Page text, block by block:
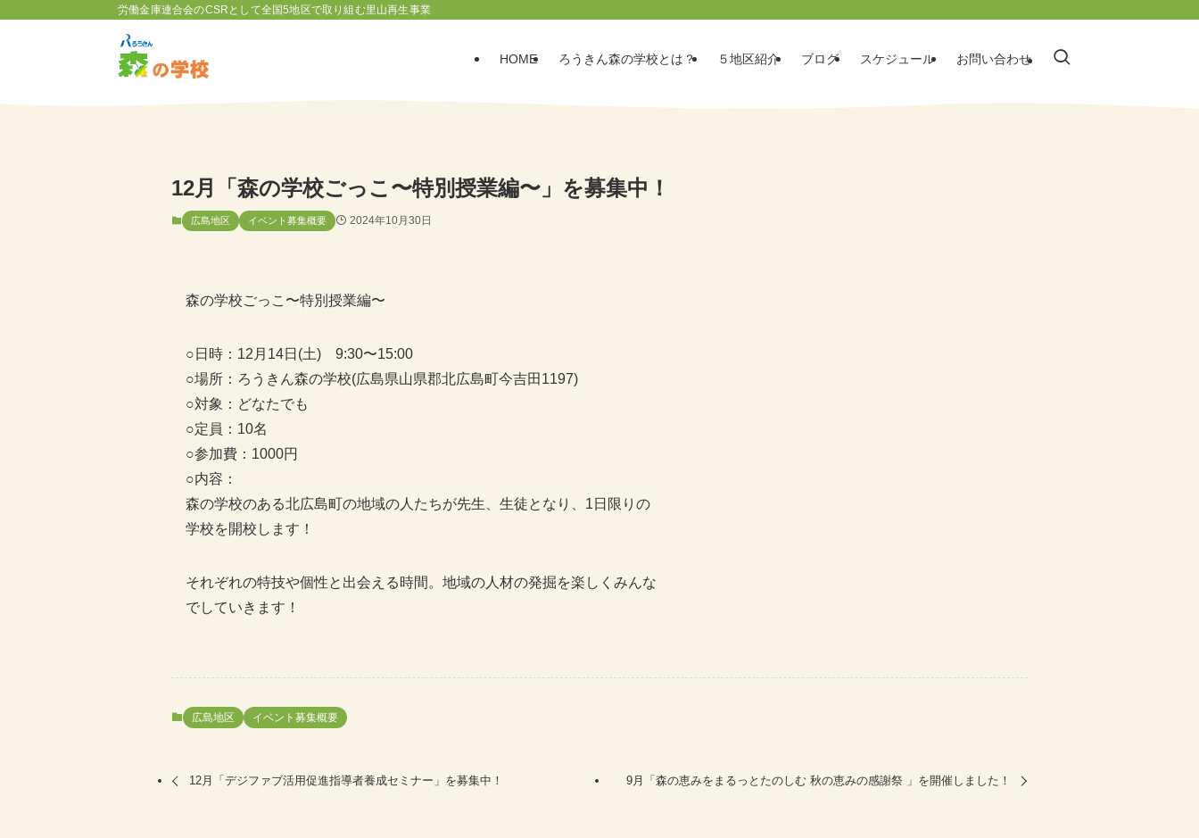
労働金庫連合会のCSRとして全国5地区で取り組む里山再生事業
HOME ろうきん森の学校とは？ ５地区紹介 ブログ スケジュール お問い合わせ
12月「森の学校ごっこ〜特別授業編〜」を募集中！
広島地区 イベント募集概要 2024年10月30日
森の学校ごっこ〜特別授業編〜
○日時：12月14日(土) 9:30〜15:00
○場所：ろうきん森の学校(広島県山県郡北広島町今吉田1197)
○対象：どなたでも
○定員：10名
○参加費：1000円
○内容：
森の学校のある北広島町の地域の人たちが先生、生徒となり、1日限りの
学校を開校します！
それぞれの特技や個性と出会える時間。地域の人材の発掘を楽しくみんな
でしていきます！
広島地区 イベント募集概要
12月「デジファブ活用促進指導者養成セミナー」を募集中！ 9月「森の恵みをまるっとたのしむ 秋の恵みの感謝祭 」を開催しました！